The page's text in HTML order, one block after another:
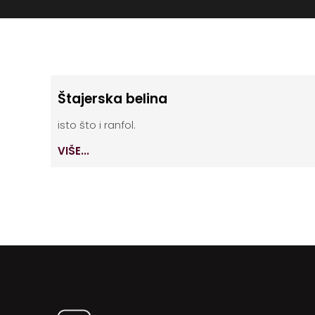
Štajerska belina
isto što i ranfol.
VIŠE...